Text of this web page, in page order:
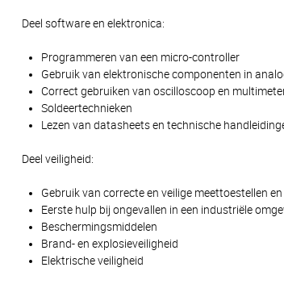
Deel software en elektronica:
Programmeren van een micro-controller
Gebruik van elektronische componenten in
Correct gebruiken van oscilloscoop en
Soldeertechnieken
Lezen van datasheets en technische
Deel veiligheid:
Gebruik van correcte en veilige meettoestellen
Eerste hulp bij ongevallen in een industriële
Beschermingsmiddelen
Brand- en explosieveiligheid
Elektrische veiligheid